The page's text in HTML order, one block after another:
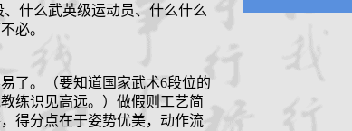
什么武英级运动员、什么什么
必。
了。（要知道国家武术6段位的
练识见高远。）做假则工艺简
得分点在于姿势优美，动作流